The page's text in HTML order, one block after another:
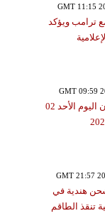
ترامب ويؤكد
سعر الذهب في سلطنة عمان اليوم الأحد 02
هندية في
تنقذ الطاقم